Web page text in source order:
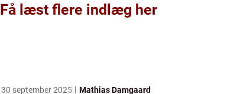
Få læst flere indlæg her
30 september 2025 Mathias Damgaard